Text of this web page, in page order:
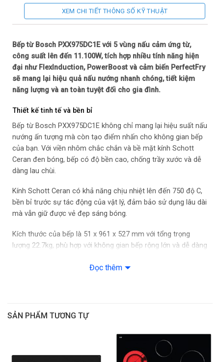
Kích thước của sản phẩm (HxWxD mm) : 51 x 916 x 527 mm
Kích thước đóng gói (HxWxD mm) : 126 x 603 x 1073
Tổng công suất : 11100 W
Trọng lượng tịnh : 21 kg
Màu sắc bề mặt bếp: Đen, thép không gỉ
Màu sắc khung bếp Thép không gỉ
Năng lượng đầu vào : Điện
Điện áp : 220 – 240 V
Cường độ dòng điện : 3*16 A
Lắp đặt : Âm bàn bếp
XEM CHI TIẾT THÔNG SỐ KỸ THUẬT
Bếp từ Bosch PXX975DC1E với 5 vùng nấu cảm ứng từ,
công suất lên đến 11.100W, tích hợp nhiều tính năng hiện
đại như FlexInduction, PowerBoost và cảm biến PerfectFry
sẽ mang lại hiệu quả nấu nướng nhanh chóng, tiết kiệm
năng lượng và an toàn tuyệt đối cho gia đình.
Thiết kế tinh tế và bền bỉ
Bếp từ Bosch PXX975DC1E không chỉ mang lại hiệu suất nấu
nướng ấn tượng mà còn tạo điểm nhấn cho không gian bếp
của bạn. Với viền nhôm chắc chắn và bề mặt kính Schott
Ceran đen bóng, bếp có độ bền cao, chống trầy xước và dễ
dàng lau chùi.
Kính Schott Ceran có khả năng chịu nhiệt lên đến 750 độ C,
bền bỉ trước sự tác động của vật lý, đảm bảo sử dụng lâu dài
mà vẫn giữ được vẻ đẹp sáng bóng.
Kích thước của bếp là 51 x 961 x 527 mm với tổng trọng
lượng 22.7kg, phù hợp với không gian bếp rộng lớn và dễ dàng
phù hợp với các loại nồi chảo khác nhau. Các vùng nấu này
2 vùng nấu trái và phải có công suất lên đến 3.7kW
Đọc thêm
SẢN PHẨM TƯƠNG TỰ